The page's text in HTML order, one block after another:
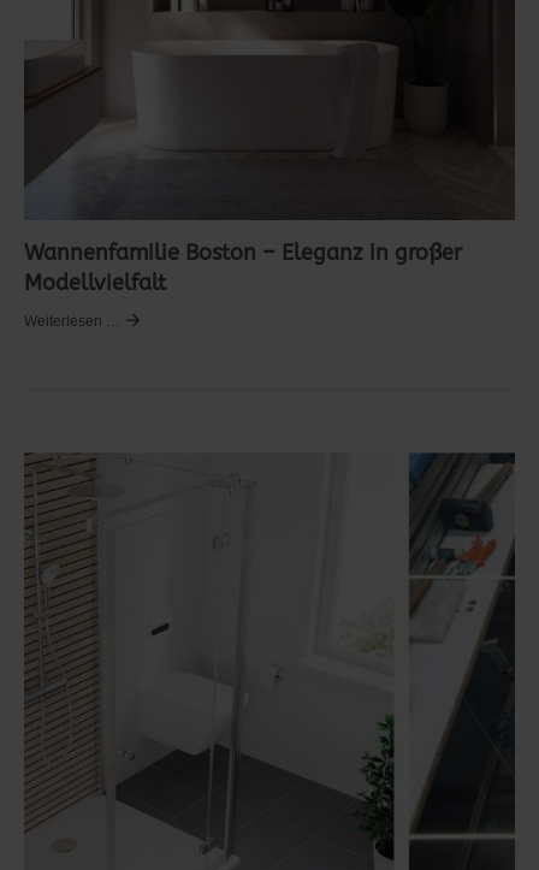
Wannenfamilie Boston – Eleganz in großer
Modellvielfalt
Weiterlesen …